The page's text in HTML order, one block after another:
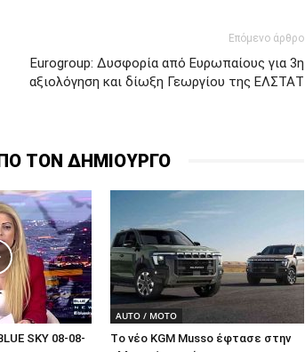
Επόμενο άρθρο
Eurogroup: Δυσφορία από Ευρωπαίους για 3η
αξιολόγηση και δίωξη Γεωργίου της ΕΛΣΤΑΤ
ΤΟΝ ΔΗΜΙΟΥΡΓΟ
SKY 08-08-
AUTO / MOTO
Tο νέο KGM Musso έφτασε στην